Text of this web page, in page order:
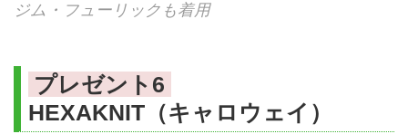
ジム・フューリックも着用
プレゼント6
HEXAKNIT（キャロウェイ）